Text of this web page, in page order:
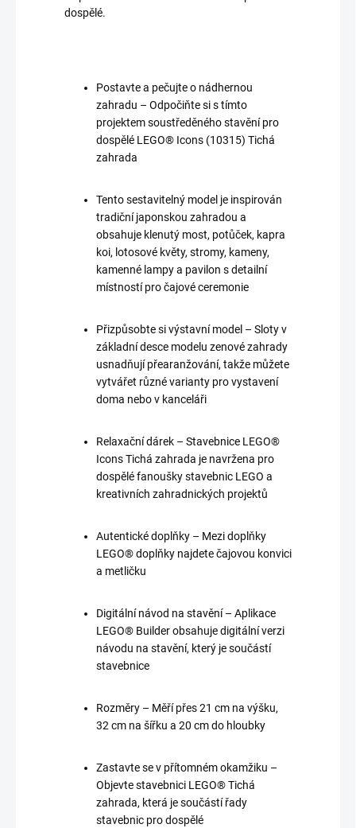
dospělé.
Postavte a pečujte o nádhernou
zahradu – Odpočiňte si s tímto
projektem soustředěného stavění pro
dospělé LEGO® Icons (10315) Tichá
zahrada
Tento sestavitelný model je inspirován
tradiční japonskou zahradou a
obsahuje klenutý most, potůček, kapra
koi, lotosové květy, stromy, kameny,
kamenné lampy a pavilon s detailní
místností pro čajové ceremonie
Přizpůsobte si výstavní model – Sloty v
základní desce modelu zenové zahrady
usnadňují přearanžování, takže můžete
vytvářet různé varianty pro vystavení
doma nebo v kanceláři
Relaxační dárek – Stavebnice LEGO®
Icons Tichá zahrada je navržena pro
dospělé fanoušky stavebnic LEGO a
kreativních zahradnických projektů
Autentické doplňky – Mezi doplňky
LEGO® doplňky najdete čajovou konvici
a metličku
Digitální návod na stavění – Aplikace
LEGO® Builder obsahuje digitální verzi
návodu na stavění, který je součástí
stavebnice
Rozměry – Měří přes 21 cm na výšku,
32 cm na šířku a 20 cm do hloubky
Zastavte se v přítomném okamžiku –
Objevte stavebnici LEGO® Tichá
zahrada, která je součástí řady
stavebnic pro dospělé